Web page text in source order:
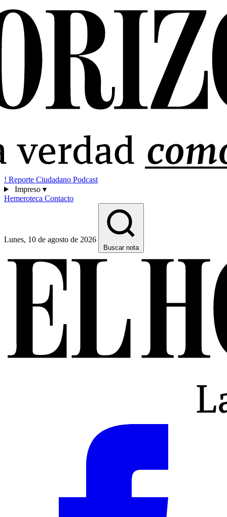
! Reporte Ciudadano Podcast
Impreso ▾
Hemeroteca Contacto
Lunes, 10 de agosto de 2026
Buscar nota